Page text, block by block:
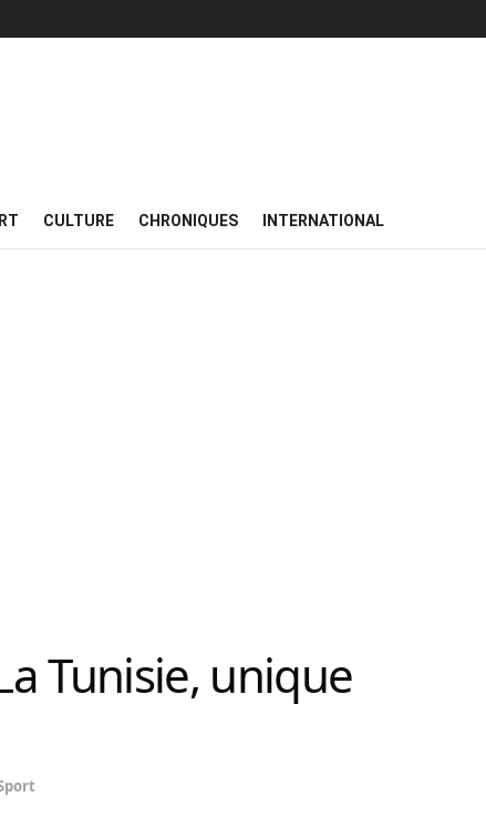
CULTURE CHRONIQUES INTERNATIONAL
Tunisie, unique